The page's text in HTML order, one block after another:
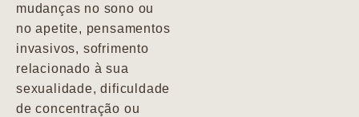
mudanças no sono ou
no apetite, pensamentos
invasivos, sofrimento
relacionado à sua
sexualidade, dificuldade
de concentração ou